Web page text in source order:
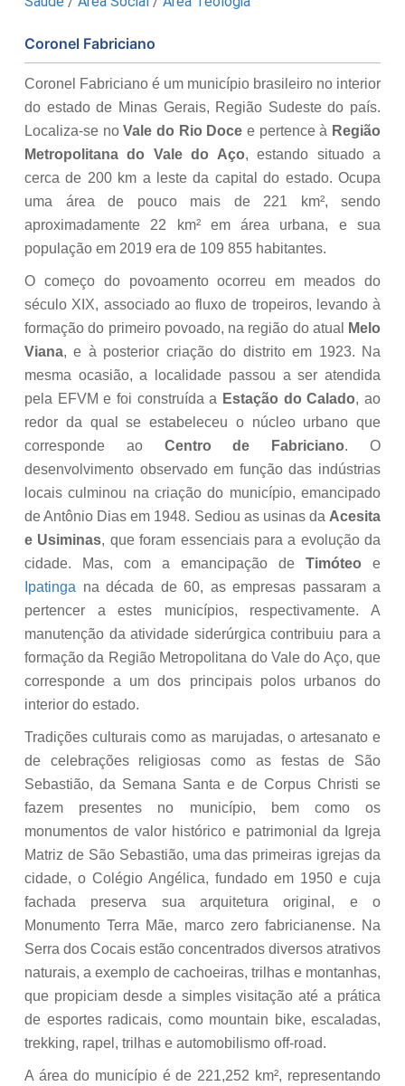
Coronel Fabriciano
Coronel Fabriciano é um município brasileiro no interior
do estado de Minas Gerais, Região Sudeste do país.
Localiza-se noVale do Rio Doce e pertence à Região
Metropolitana do Vale do Aço, estando situado a
cerca de 200 km a leste da capital do estado. Ocupa
uma área de pouco mais de 221 km², sendo
aproximadamente 22 km² em área urbana, e sua
população em 2019 era de 109 855 habitantes.
O começo do povoamento ocorreu em meados do
século XIX, associado ao fluxo de tropeiros, levando à
formação do primeiro povoado, na região do atual
Melo
Viana, e à posterior criação do distrito em 1923. Na
mesma ocasião, a localidade passou a ser atendida
pela EFVM e foi construída a Estação do Calado, ao
redor da qual se estabeleceu o núcleo urbano que
corresponde ao Centro de Fabriciano. O
desenvolvimento observado em função das indústrias
locais culminou na criação do município, emancipado
de Antônio Dias em 1948. Sediou as usinas da Acesita
e Usiminas, que foram essenciais para a evolução da
cidade. Mas, com a emancipação de Timóteo e
Ipatinga na década de 60, as empresas passaram a
pertencer a estes municípios, respectivamente. A
manutenção da atividade siderúrgica contribuiu para a
formação da Região Metropolitana do Vale do Aço, que
corresponde a um dos principais polos urbanos do
interior do estado.
Tradições culturais como as marujadas, o artesanato e
de celebrações religiosas como as festas de São
Sebastião, da Semana Santa e de Corpus Christi se
fazem presentes no município, bem como os
monumentos de valor histórico e patrimonial da Igreja
Matriz de São Sebastião, uma das primeiras igrejas da
cidade, o Colégio Angélica, fundado em 1950 e cuja
fachada preserva sua arquitetura original, e o
Monumento Terra Mãe, marco zero fabricianense. Na
Serra dos Cocais estão concentrados diversos atrativos
naturais, a exemplo de cachoeiras, trilhas e montanhas,
que propiciam desde a simples visitação até a prática
de esportes radicais, como mountain bike, escaladas,
trekking, rapel, trilhas e automobilismo off-road.
A área do município é de 221,252 km², representando